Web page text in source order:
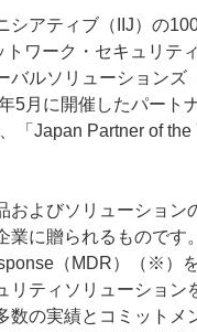
シアティブ（IIJ）の
ワーク・セキュリテ
バルソリューションズ
5月に開催したパート
「Japan Partner of the
およびソリューション
に贈られるものです
（MDR）（※）
リティソリューション
数の実績とコミットメ